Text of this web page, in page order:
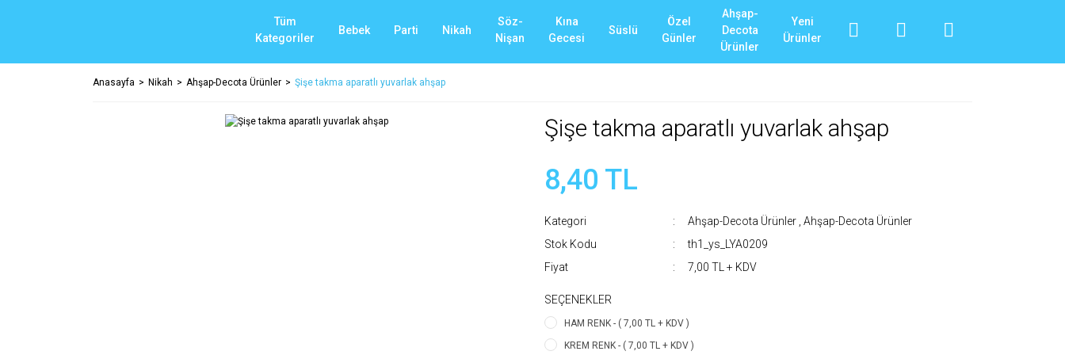
Tüm
Kategoriler
Bebek Parti Nikah
Söz-
Nişan
Kına
Gecesi
Süslü
Özel
Günler
Ahşap-
Decota
Ürünler
Yeni
Ürünler
Anasayfa Nikah Ahşap-Decota Ürünler Şişe takma aparatlı yuvarlak ahşap
Şişe takma aparatlı yuvarlak ahşap
8,40 TL
Kategori Ahşap-Decota Ürünler Ahşap-Decota Ürünler
Stok Kodu
th1_ys_LYA0209
Fiyat
7,00 TL + KDV
SEÇENEKLER
HAM RENK - ( 7,00 TL + KDV )
KREM RENK - ( 7,00 TL + KDV )